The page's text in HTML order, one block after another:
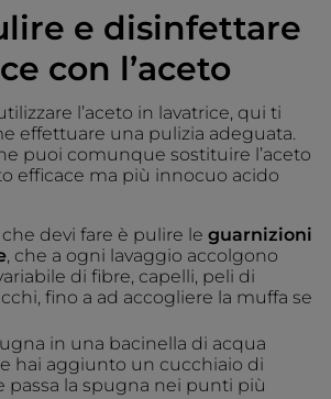
e disinfettare
con l’aceto
l’aceto in lavatrice, qui ti
effettuare una pulizia adeguata.
puoi comunque sostituire l’aceto
efficace ma più innocuo acido
devi fare è pulire le guarnizioni
, che a ogni lavaggio accolgono
di fibre, capelli, peli di
fino a ad accogliere la muffa se
in una bacinella di acqua
hai aggiunto un cucchiaio di
passa la spugna nei punti più